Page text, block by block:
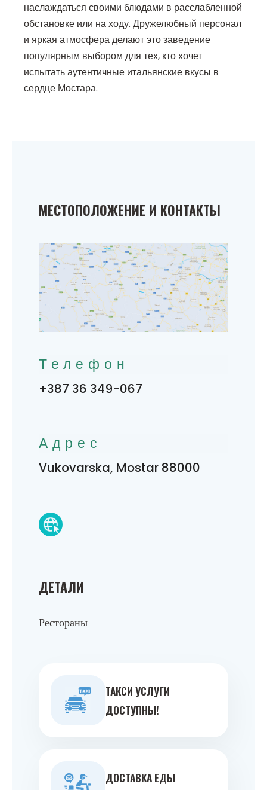
наслаждаться своими блюдами в расслабленной
обстановке или на ходу. Дружелюбный персонал
и яркая атмосфера делают это заведение
популярным выбором для тех, кто хочет
испытать аутентичные итальянские вкусы в
сердце Мостара.
ДЕТАЛИ
Рестораны
ТАКСИ УСЛУГИ
ДОСТУПНЫ!
ДОСТАВКА ЕДЫ
МЕСТОПОЛОЖЕНИЕ И КОНТАКТЫ
Телефон
+387 36 349-067
Адрес
Vukovarska, Mostar 88000